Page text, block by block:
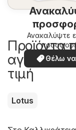
Ανακαλύψτε
Θέλω
Προϊόντα
τιμή
Lotus